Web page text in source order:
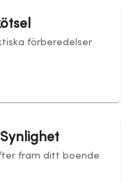
förberedelser
fram ditt boende